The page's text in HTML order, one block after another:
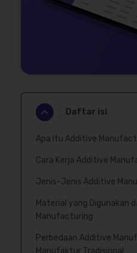
Daftar isi
Apa Itu Additive
Cara Kerja Additive
Jenis-Jenis Additive
Material yang Digunakan
Manufacturing
Perbedaan Additive
Manufaktur Tradisional